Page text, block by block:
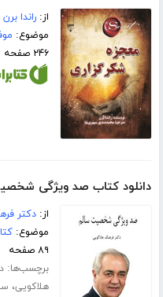
از:راندا برن
موضوع:
۲۴۶ صفحه
دانلود کتاب صد ویژگی
از:دکتر
موضوع:
۸۹ صفحه
برچسب‌ها:
هلاکویی،